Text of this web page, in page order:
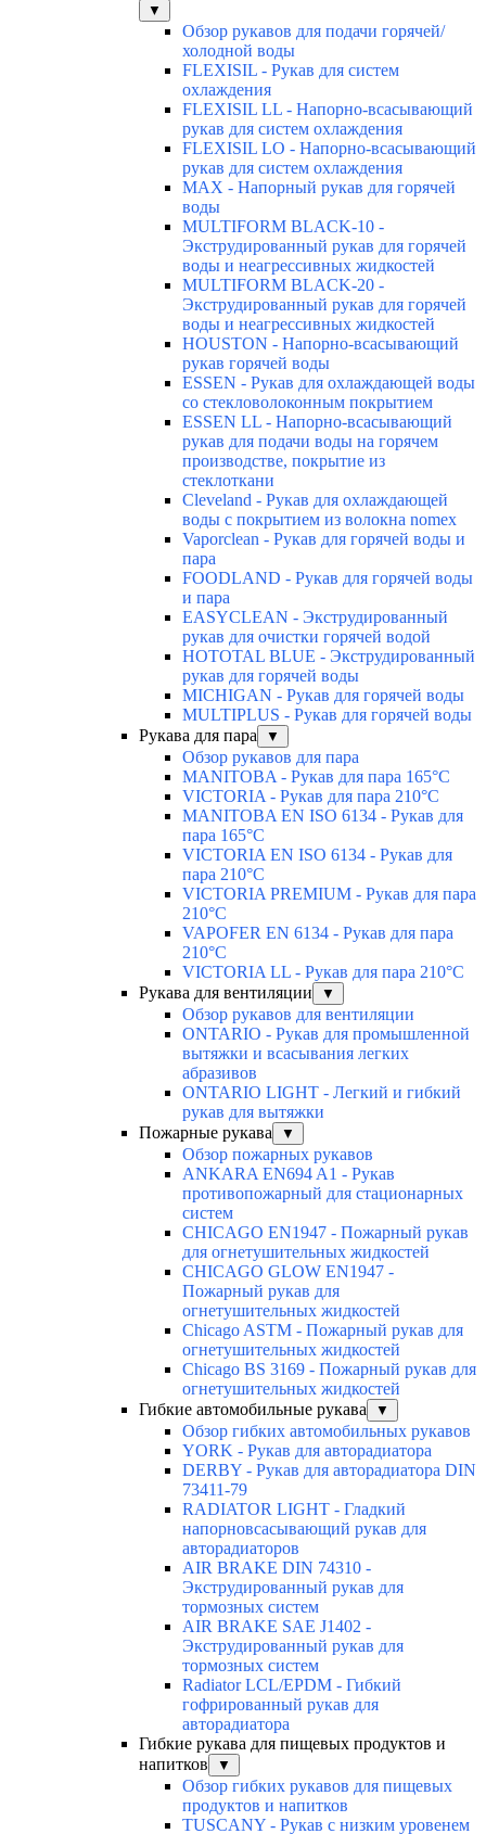
▼
Обзор рукавов для подачи горячей/
холодной воды
FLEXISIL - Рукав для систем
охлаждения
FLEXISIL LL - Напорно-всасывающий
рукав для систем охлаждения
FLEXISIL LO - Напорно-всасывающий
рукав для систем охлаждения
MAX - Напорный рукав для горячей
воды
MULTIFORM BLACK-10 -
Экструдированный рукав для горячей
воды и неагрессивных жидкостей
MULTIFORM BLACK-20 -
Экструдированный рукав для горячей
воды и неагрессивных жидкостей
HOUSTON - Напорно-всасывающий
рукав горячей воды
ESSEN - Рукав для охлаждающей воды
со стекловолоконным покрытием
ESSEN LL - Напорно-всасывающий
рукав для подачи воды на горячем
производстве, покрытие из
стеклоткани
Cleveland - Рукав для охлаждающей
воды с покрытием из волокна nomex
Vaporclean - Рукав для горячей воды и
пара
FOODLAND - Рукав для горячей воды
и пара
EASYCLEAN - Экструдированный
рукав для очистки горячей водой
HOTOTAL BLUE - Экструдированный
рукав для горячей воды
MICHIGAN - Рукав для горячей воды
MULTIPLUS - Рукав для горячей воды
Рукава для пара
▼
Обзор рукавов для пара
MANITOBA - Рукав для пара 165°C
VICTORIA - Рукав для пара 210°C
MANITOBA EN ISO 6134 - Рукав для
пара 165°C
VICTORIA EN ISO 6134 - Рукав для
пара 210°C
VICTORIA PREMIUM - Рукав для пара
210°C
VAPOFER EN 6134 - Рукав для пара
210°C
VICTORIA LL - Рукав для пара 210°C
Рукава для вентиляции
▼
Обзор рукавов для вентиляции
ONTARIO - Рукав для промышленной
вытяжки и всасывания легких
абразивов
ONTARIO LIGHT - Легкий и гибкий
рукав для вытяжки
Пожарные рукава
▼
Обзор пожарных рукавов
ANKARA EN694 A1 - Рукав
противопожарный для стационарных
систем
CHICAGO EN1947 - Пожарный рукав
для огнетушительных жидкостей
CHICAGO GLOW EN1947 -
Пожарный рукав для
огнетушительных жидкостей
Chicago ASTM - Пожарный рукав для
огнетушительных жидкостей
Chicago BS 3169 - Пожарный рукав для
огнетушительных жидкостей
Гибкие автомобильные рукава
▼
Обзор гибких автомобильных рукавов
YORK - Рукав для авторадиатора
DERBY - Рукав для авторадиатора DIN
73411-79
RADIATOR LIGHT - Гладкий
напорновсасывающий рукав для
авторадиаторов
AIR BRAKE DIN 74310 -
Экструдированный рукав для
тормозных систем
AIR BRAKE SAE J1402 -
Экструдированный рукав для
тормозных систем
Radiator LCL/EPDM - Гибкий
гофрированный рукав для
авторадиатора
Гибкие рукава для пищевых продуктов и
напитков
▼
Обзор гибких рукавов для пищевых
продуктов и напитков
TUSCANY - Рукав с низким уровенем